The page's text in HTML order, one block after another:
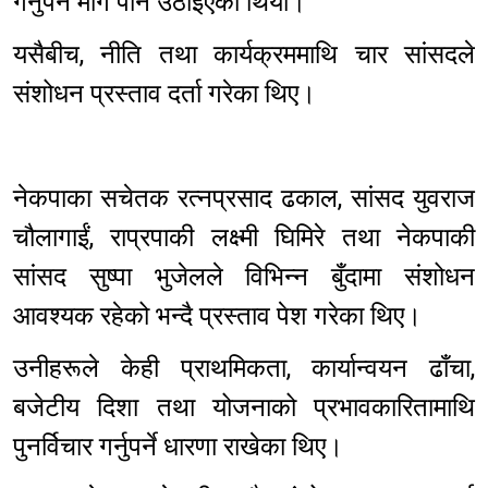
यसैबीच, नीति तथा कार्यक्रममाथि चार सांसदले
संशोधन प्रस्ताव दर्ता गरेका थिए।
नेकपाका सचेतक रत्नप्रसाद ढकाल, सांसद युवराज
चौलागाईं, राप्रपाकी लक्ष्मी घिमिरे तथा नेकपाकी
सांसद सुष्पा भुजेलले विभिन्न बुँदामा संशोधन
आवश्यक रहेको भन्दै प्रस्ताव पेश गरेका थिए।
उनीहरूले केही प्राथमिकता, कार्यान्वयन ढाँचा,
बजेटीय दिशा तथा योजनाको प्रभावकारितामाथि
पुनर्विचार गर्नुपर्ने धारणा राखेका थिए।